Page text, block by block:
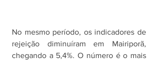
No mesmo período, os indicadores de
rejeição diminuíram em Mairiporã,
chegando a 5,4%. O número é o mais